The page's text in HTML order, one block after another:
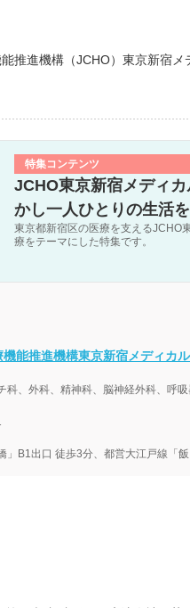
特集コンテンツ
JCHO東京新宿メディ
かし一人ひとりの生活
東京都新宿区の医療を支えるJCHO
療をテーマにした特集です。
能推進機構東京新宿メディカ